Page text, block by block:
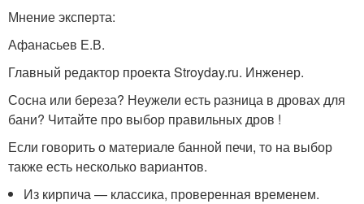
Мнение эксперта:
Афанасьев Е.В.
Главный редактор проекта Stroyday.ru. Инженер.
Сосна или береза? Неужели есть разница в дровах для
бани? Читайте про выбор правильных дров !
Если говорить о материале банной печи, то на выбор
также есть несколько вариантов.
Из кирпича — классика, проверенная временем.